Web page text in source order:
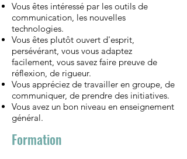
Vous êtes intéressé par les outils de
communication, les nouvelles
technologies.
Vous êtes plutôt ouvert d'esprit,
persévérant, vous vous adaptez
facilement, vous savez faire preuve de
réflexion, de rigueur.
Vous appréciez de travailler en groupe, de
communiquer, de prendre des initiatives.
Vous avez un bon niveau en enseignement
général.
Formation